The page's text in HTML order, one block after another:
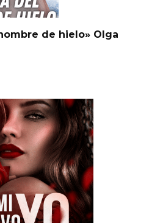
de hielo» Olga